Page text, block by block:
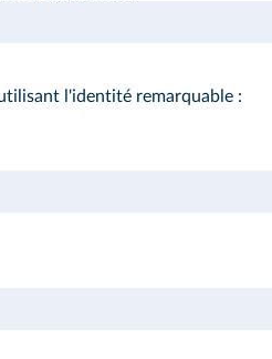
l'identité remarquable :